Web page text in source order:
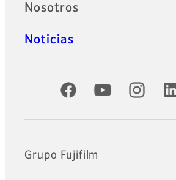
Nosotros
Noticias
Cuentas oficiales de
Grupo Fujifilm